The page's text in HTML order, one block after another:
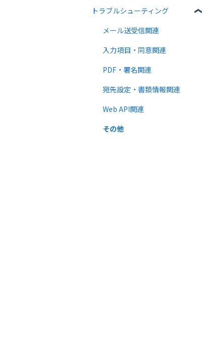
外部連携
クラウドサイン ペイメント
法律
トラブルシューティング
メール送受信関連
入力項目・同意関連
PDF・署名関連
宛先設定・書類情報関連
Web API関連
その他